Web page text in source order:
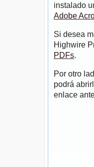
instalado
Adobe
Si desea
Highwire
PDFs.
Por otro
podrá
enlace